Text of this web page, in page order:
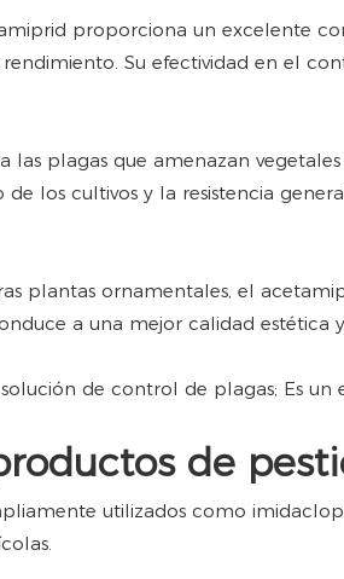
proporciona un excelente
Su efectividad en el
plagas que amenazan
los cultivos y la resistencia
plantas ornamentales, el
a una mejor calidad
de control de plagas; Es
de
utilizados como